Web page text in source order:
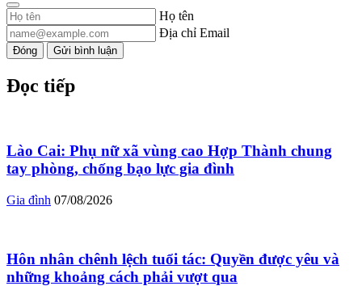
Họ tên
Địa chỉ Email
Đóng Gửi bình luận
Đọc tiếp
Lào Cai: Phụ nữ xã vùng cao Hợp Thành chung
tay phòng, chống bạo lực gia đình
Gia đình 07/08/2026
Hôn nhân chênh lệch tuổi tác: Quyền được yêu và
những khoảng cách phải vượt qua